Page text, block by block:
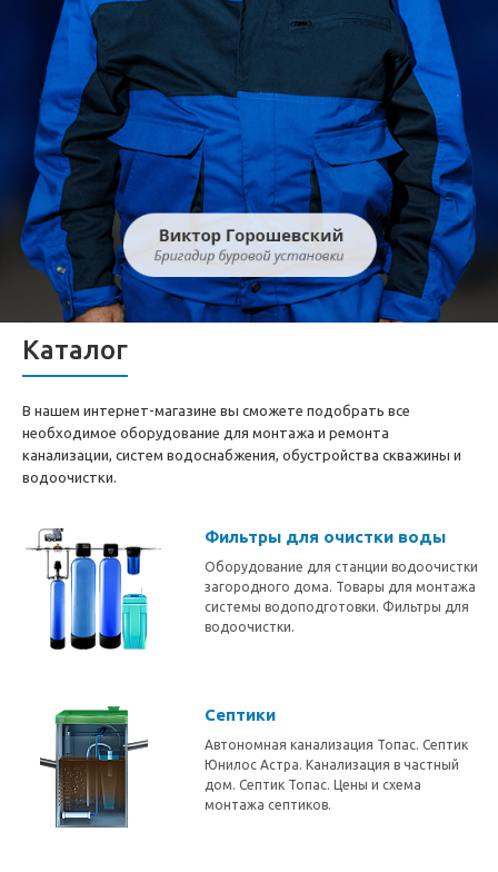
Каталог
В нашем интернет-магазине вы сможете подобрать все
необходимое оборудование для монтажа и ремонта
канализации, систем водоснабжения, обустройства скважины и
водоочистки.
Фильтры для очистки воды
Оборудование для станции водоочистки
загородного дома. Товары для монтажа
системы водоподготовки. Фильтры для
водоочистки.
Септики
Автономная канализация Топас. Септик
Юнилос Астра. Канализация в частный
дом. Септик Топас. Цены и схема
монтажа септиков.